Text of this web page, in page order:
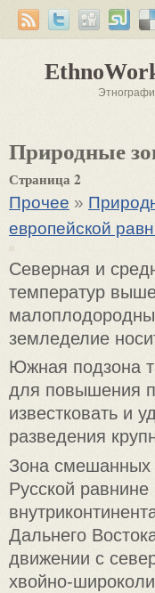
Природные
Страница 2
Прочее »
европейской
Северная и
температур
земледелие
Южная подзона
для повышения
известковать и
разведения
Зона смешанных
Русской равнине
Дальнего
движении с
хвойно-